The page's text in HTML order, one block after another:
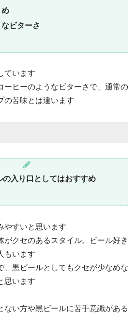
め
ビターさ
ています
ーヒーのようなビターさで、通常の
の苦味とは違います
の入り口としてはおすすめ
やすいと思います
がクセのあるスタイル。ビール好き
もいます
、黒ビールとしてもクセが少なめな
思います
ない方や黒ビールに苦手意識がある